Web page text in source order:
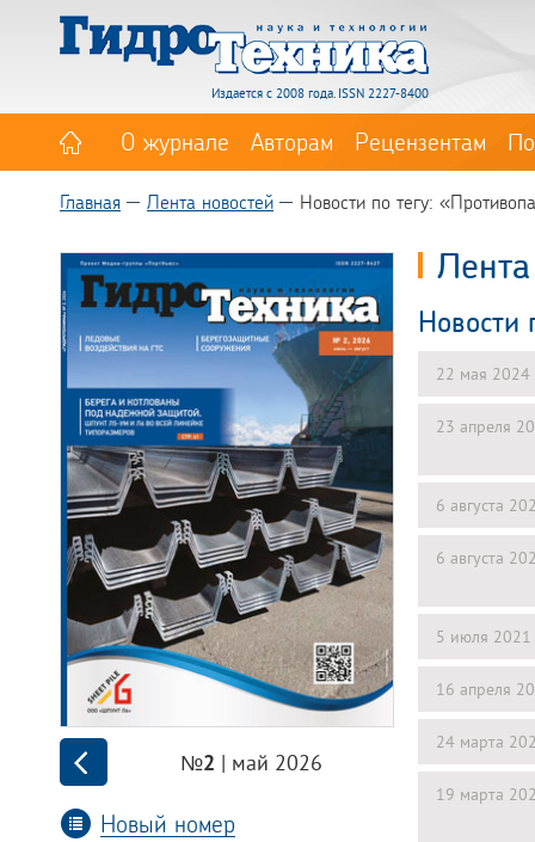
Издается с 2008 года. ISSN 2227-8400
О журнале Авторам Рецензентам
Главная Лента новостей Новости по тегу:
№2 | май 2026
Новый номер
Новости
22 мая 2024
23 апреля
6 августа
6 августа
5 июля 2021
16 апреля
24 марта
19 марта